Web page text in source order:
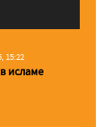
15:22
исламе